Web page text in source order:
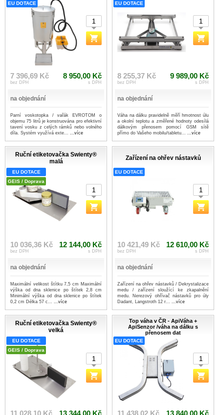
EU DOTACE
7 396,69 Kč
bez DPH
8 950,00 Kč
s DPH
na objednání
Parní voskotopka / vařák EVROTOM o
objemu 75 litrů je konstruována pro efektivní
tavení vosku z celých rámků nebo volného
díla. Systém využívá exte... ...více
EU DOTACE
8 255,37 Kč
bez DPH
9 989,00 Kč
s DPH
na objednání
Váha na dálku pravidelně měří hmotnost úlu
a okolní teplotu a změřené hodnoty odesílá
dálkovým přenosem pomocí GSM sítě
přímo do Vašeho mobilu/tabletu... ...více
Ruční etiketovačka Swienty®
malá
EU DOTACE
GEIS / Doprava
10 036,36 Kč
bez DPH
12 144,00 Kč
s DPH
na objednání
Maximální velikost štítku 7,5 cm Maximální
výška od dna sklenice po štítek 2,8 cm
Minimální výška od dna sklenice po štítek
0,2 cm Délka 57 c... ...více
Zařízení na ohřev nástavků
EU DOTACE
10 421,49 Kč
bez DPH
12 610,00 Kč
s DPH
na objednání
Zařízení na ohřev nástavků / Dekrystalizace
medu / zařízení sloužící ke zkapalnění
medu. Nerezový ohřívač nástavků pro úly
Dadant, Langstroth 12 r... ...více
Ruční etiketovačka Swienty®
velká
EU DOTACE
GEIS / Doprava
Top váha v ČR - ApiVáha +
ApiSenzor /váha na dálku s
přenosem dat
EU DOTACE